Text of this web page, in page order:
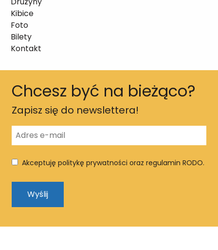
Kibice
Foto
Bilety
Kontakt
Chcesz być na bieżąco?
Zapisz się do newslettera!
Akceptuję politykę prywatności oraz regulamin RODO.